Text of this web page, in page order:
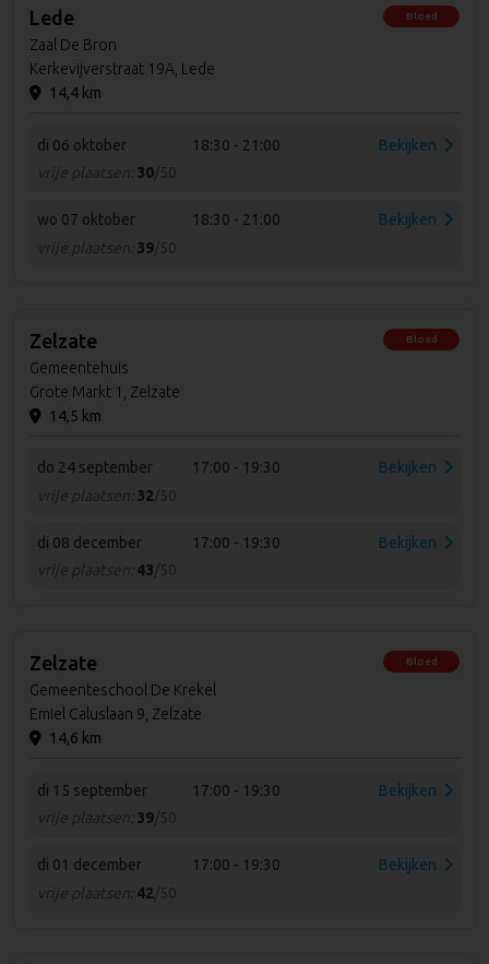
Lede
Zaal De Bron
Kerkevijverstraat 19A, Lede
14,4 km
Bloed
di 06 oktober
18:30 - 21:00
vrije plaatsen: 30/50
Bekijken
wo 07 oktober
18:30 - 21:00
vrije plaatsen: 39/50
Bekijken
Zelzate
Gemeentehuis
Grote Markt 1, Zelzate
14,5 km
Bloed
do 24 september
17:00 - 19:30
vrije plaatsen: 32/50
Bekijken
di 08 december
17:00 - 19:30
vrije plaatsen: 43/50
Bekijken
Zelzate
Gemeenteschool De Krekel
Emiel Caluslaan 9, Zelzate
14,6 km
Bloed
di 15 september
17:00 - 19:30
vrije plaatsen: 39/50
Bekijken
di 01 december
17:00 - 19:30
vrije plaatsen: 42/50
Bekijken